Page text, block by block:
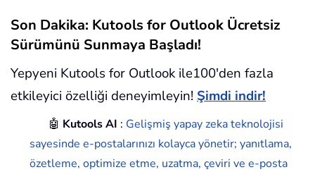
Son Dakika: Kutools for Outlook Ücretsiz
Sürümünü Sunmaya Başladı!
Yepyeni Kutools for Outlook ile100'den fazla
etkileyici özelliği deneyimleyin! Şimdi indir!
🤖 Kutools AI : Gelişmiş yapay zeka teknolojisi
sayesinde e-postalarınızı kolayca yönetir; yanıtlama,
özetleme, optimize etme, uzatma, çeviri ve e-posta